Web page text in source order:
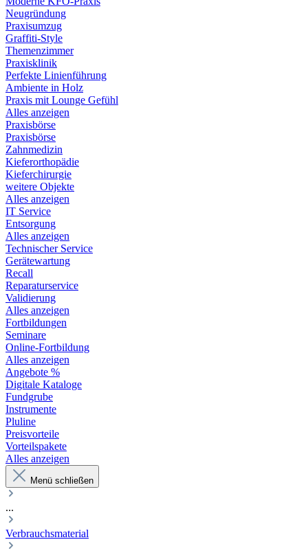
Neugründung
Praxisumzug
Graffiti-Style
Themenzimmer
Praxisklinik
Perfekte Linienführung
Ambiente in Holz
Praxis mit Lounge Gefühl
Alles anzeigen
Praxisbörse
Praxisbörse
Zahnmedizin
Kieferorthopädie
Kieferchirurgie
weitere Objekte
Alles anzeigen
IT Service
Entsorgung
Alles anzeigen
Technischer Service
Gerätewartung
Recall
Reparaturservice
Validierung
Alles anzeigen
Fortbildungen
Seminare
Online-Fortbildung
Alles anzeigen
Angebote %
Digitale Kataloge
Fundgrube
Instrumente
Pluline
Preisvorteile
Vorteilspakete
Alles anzeigen
Menü schließen
...
Verbrauchsmaterial